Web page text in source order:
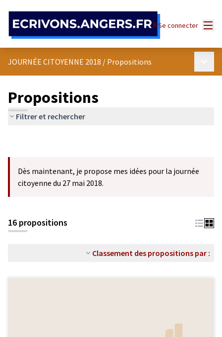
Se connecter
JOURNÉE CITOYENNE 2018 / Propositions
Propositions
Filtrer et rechercher
Dès maintenant, je propose mes idées pour la journée
citoyenne du 27 mai 2018.
16 propositions
Classement des propositions par :